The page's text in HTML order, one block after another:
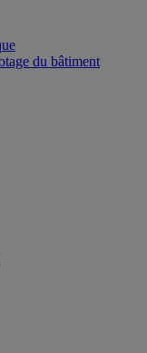
du bâtiment